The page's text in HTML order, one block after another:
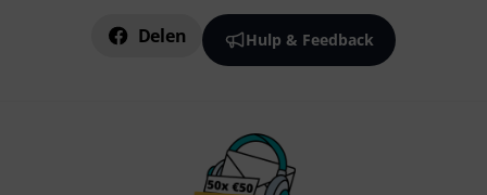
Delen Hulp & Feedback